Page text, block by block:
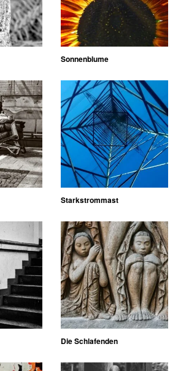
Sonnenblume
Starkstrommast
Die Schlafenden